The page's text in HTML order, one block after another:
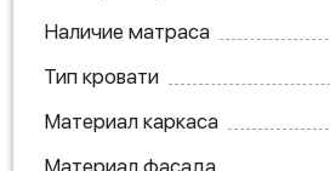
Наличие матраса
Тип кровати
Материал каркаса
Материал фасада